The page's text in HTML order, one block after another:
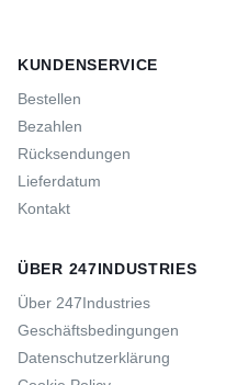
KUNDENSERVICE
Bestellen
Bezahlen
Rücksendungen
Lieferdatum
Kontakt
ÜBER 247INDUSTRIES
Über 247Industries
Geschäftsbedingungen
Datenschutzerklärung